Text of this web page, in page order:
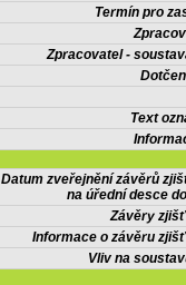
Termín pro
Zpracovatel -
Text
Datum zveřejnění závěrů
na úřední desce
Závěry
Informace o závěru
Vliv na